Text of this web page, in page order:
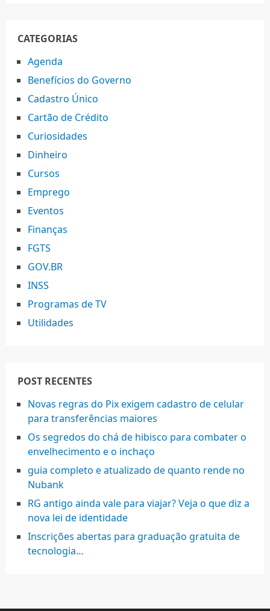
CATEGORIAS
Agenda
Benefícios do Governo
Cadastro Único
Cartão de Crédito
Curiosidades
Dinheiro
Cursos
Emprego
Eventos
Finanças
FGTS
GOV.BR
INSS
Programas de TV
Utilidades
POST RECENTES
Novas regras do Pix exigem cadastro de celular
para transferências maiores
Os segredos do chá de hibisco para combater o
envelhecimento e o inchaço
guia completo e atualizado de quanto rende no
Nubank
RG antigo ainda vale para viajar? Veja o que diz a
nova lei de identidade
Inscrições abertas para graduação gratuita de
tecnologia…